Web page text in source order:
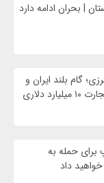
| بحران ادامه دارد
گام بلند ایران و
دلاری
برای حمله به
داد